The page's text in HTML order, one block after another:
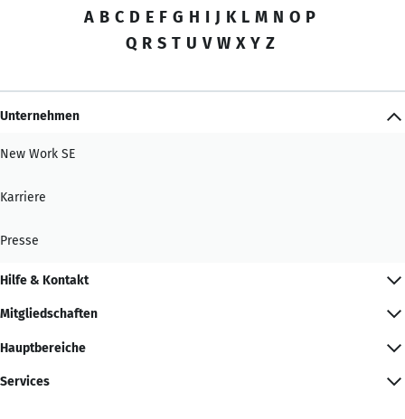
A B C D E F G H I J K L M N O P
Q R S T U V W X Y Z
Unternehmen
New Work SE
Karriere
Presse
Hilfe & Kontakt
Mitgliedschaften
Hauptbereiche
Services